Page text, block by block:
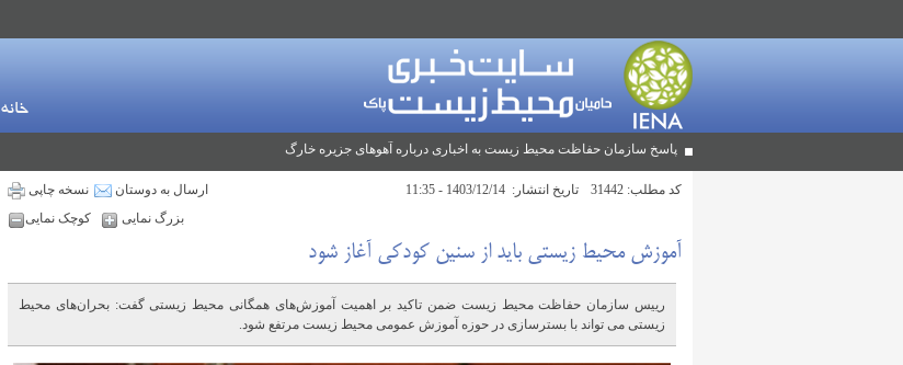
خانه
پاسخ سازمان حفاظت محیط زیست به اخباری درباره آهوهای جزیره خارگ
کد مطلب: تاریخ انتشار: نسخه چاپی
ارسال به دوستان
بزرگ نمایی
کوچک نمایی
آموزش محیط زیستی باید از سنین کودکی آغاز شود
رییس سازمان حفاظت محیط زیست ضمن تاکید بر اهمیت آموزش‌های همگانی محیط زیستی گفت: بحران‌های محیط
زیستی می تواند با بسترسازی در حوزه آموزش عمومی محیط زیست مرتفع شود.